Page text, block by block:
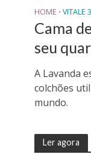
HOME • VITALE
Cama
seu
A Lavanda
colchões
mundo.
Ler agora